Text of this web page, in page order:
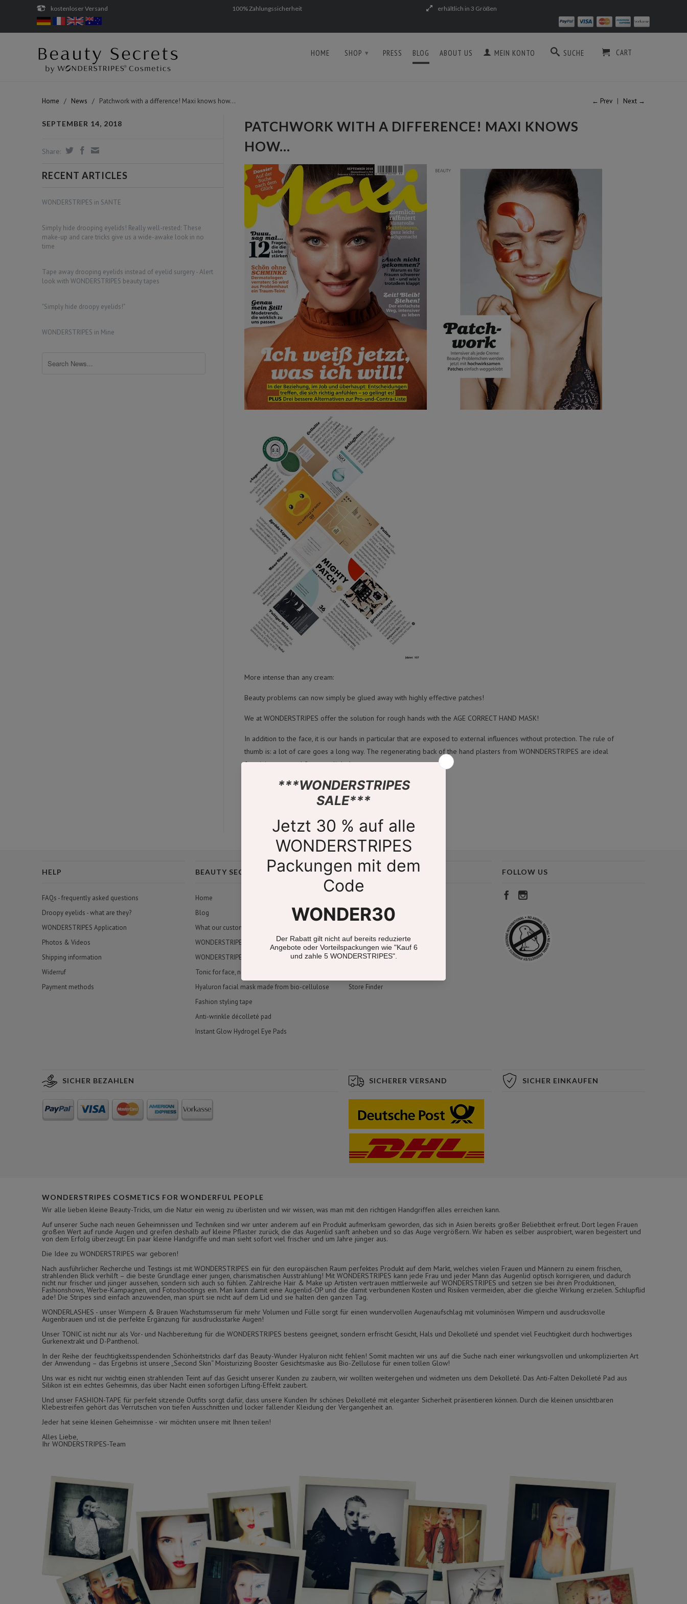
kostenloser Versand 100% Zahlungssicherheit erhältlich in 3 Größen
HOME SHOP ▾ PRESS BLOG ABOUT US MEIN KONTO SUCHE CART
← Prev | Next →
Home / News / Patchwork with a difference! Maxi knows how...
SEPTEMBER 14, 2018
Share:
RECENT ARTICLES
WONDERSTRIPES in SANTE
Simply hide drooping eyelids! Really well-rested: These
make-up and care tricks give us a wide-awake look in no
time
Tape away drooping eyelids instead of eyelid surgery - Alert
look with WONDERSTRIPES beauty tapes
"Simply hide droopy eyelids!"
WONDERSTRIPES in Mine
PATCHWORK WITH A DIFFERENCE! MAXI KNOWS
HOW...
More intense than any cream:
Beauty problems can now simply be glued away with highly effective patches!
We at WONDERSTRIPES offer the solution for rough hands with the AGE CORRECT HAND MASK!
In addition to the face, it is our hands in particular that are exposed to external influences without protection. The rule of
thumb is: a lot of care goes a long way. The regenerating back of the hand plasters from WONNDERSTRIPES are ideal
for giving stressed fingers a little boost.
Order directly?
Click here to go to the shop!
HELP
FAQs - frequently asked questions
Droopy eyelids - what are they?
WONDERSTRIPES Application
Photos & Videos
Shipping information
Widerruf
Payment methods
BEAUTY SECRETS
Home
Blog
What our customers say
WONDERSTRIPES Starter Set
WONDERSTRIPES Beauty Tape
Tonic for face, neck & décolleté
Hyaluron facial mask made from bio-cellulose
Fashion styling tape
Anti-wrinkle décolleté pad
Instant Glow Hydrogel Eye Pads
CONTACT
Revocation
Terms and Conditions
contact
Store Finder
FOLLOW US
SICHER BEZAHLEN SICHERER VERSAND SICHER EINKAUFEN
WONDERSTRIPES COSMETICS FOR WONDERFUL PEOPLE
Wir alle lieben kleine Beauty-Tricks, um die Natur ein wenig zu überlisten und wir wissen, was man mit den richtigen Handgriffen alles erreichen kann.
Auf unserer Suche nach neuen Geheimnissen und Techniken sind wir unter anderem auf ein Produkt aufmerksam geworden, das sich in Asien bereits großer Beliebtheit erfreut. Dort legen Frauen
großen Wert auf runde Augen und greifen deshalb auf kleine Pflaster zurück, die das Augenlid sanft anheben und so das Auge vergrößern. Wir haben es selber ausprobiert, waren begeistert und
von dem Erfolg überzeugt: Ein paar kleine Handgriffe und man sieht sofort viel frischer und um Jahre jünger aus.
Die Idee zu WONDERSTRIPES war geboren!
Nach ausführlicher Recherche und Testings ist mit WONDERSTRIPES ein für den europäischen Raum perfektes Produkt auf dem Markt, welches vielen Frauen und Männern zu einem frischen,
strahlenden Blick verhilft – die beste Grundlage einer jungen, charismatischen Ausstrahlung! Mit WONDERSTRIPES kann jede Frau und jeder Mann das Augenlid optisch korrigieren, und dadurch
nicht nur frischer und jünger aussehen, sondern sich auch so fühlen. Zahlreiche Hair & Make up Artisten vertrauen mittlerweile auf WONDERSTRIPES und setzen sie bei ihren Produktionen,
Fashionshows, Werbe-Kampagnen, und Fotoshootings ein. Man kann damit eine Augenlid-OP und die damit verbundenen Kosten und Risiken vermeiden, aber die gleiche Wirkung erzielen. Schlupflid
ade! Die Stripes sind einfach anzuwenden, man spürt sie nicht auf dem Lid und sie halten den ganzen Tag.
WONDERLASHES - unser Wimpern & Brauen Wachstumsserum für mehr Volumen und Fülle sorgt für einen wundervollen Augenaufschlag mit voluminösen Wimpern und ausdrucksvolle
Augenbrauen und ist die perfekte Ergänzung für ausdrucksstarke Augen!
Unser TONIC ist nicht nur als Vor- und Nachbereitung für die WONDERSTRIPES bestens geeignet, sondern erfrischt Gesicht, Hals und Dekolleté und spendet viel Feuchtigkeit durch hochwertiges
Gurkenextrakt und D-Panthenol.
In der Reihe der feuchtigkeitsspendenden Schönheitstricks darf das Beauty-Wunder Hyaluron nicht fehlen! Somit machten wir uns auf die Suche nach einer wirkungsvollen und unkomplizierten Art
der Anwendung – das Ergebnis ist unsere „Second Skin“ Moisturizing Booster Gesichtsmaske aus Bio-Zellulose für einen tollen Glow!
Uns war es nicht nur wichtig einen strahlenden Teint auf das Gesicht unserer Kunden zu zaubern, wir wollten weitergehen und widmeten uns dem Dekolleté. Das Anti-Falten Dekolleté Pad aus
Silikon ist ein echtes Geheimnis, das über Nacht einen sofortigen Lifting-Effekt zaubert.
Und unser FASHION-TAPE für perfekt sitzende Outfits sorgt dafür, dass unsere Kunden Ihr schönes Dekolleté mit eleganter Sicherheit präsentieren können. Durch die kleinen unsichtbaren
Klebestreifen gehört das Verrutschen von tiefen Ausschnitten und locker fallender Kleidung der Vergangenheit an.
Jeder hat seine kleinen Geheimnisse - wir möchten unsere mit Ihnen teilen!
Alles Liebe,
Ihr WONDERSTRIPES-Team